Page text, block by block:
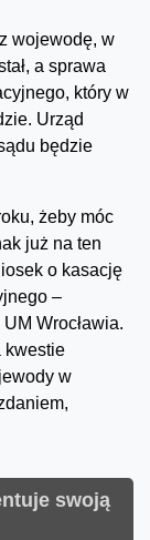
wojewodę, w
a sprawa
który w
Urząd
będzie
żeby móc
już na ten
o kasację
–
UM Wrocławia.
kwestie
w
swoją